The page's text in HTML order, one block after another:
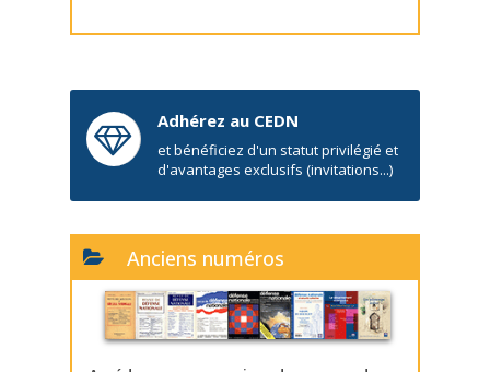
Adhérez au CEDN
et bénéficiez d'un statut privilégié et
d'avantages exclusifs (invitations...)
Anciens numéros